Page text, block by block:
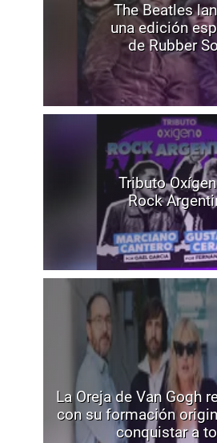
The Beatles
una edición
de Rubber
Tributo
Rock
La Oreja de Van Gogh
con su formación
conquistar a